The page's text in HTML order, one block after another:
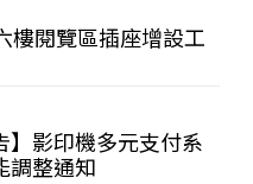
樓閱覽區插座增設工
】影印機多元支付系
調整通知